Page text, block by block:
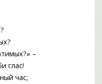
–
глас!
час;